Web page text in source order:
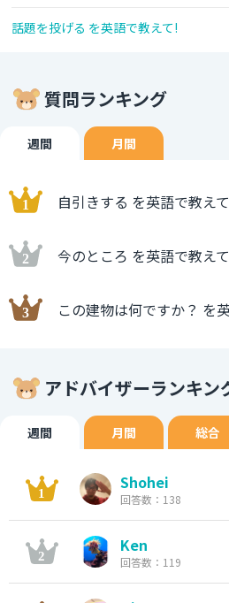
話題を投げる を英語で教えて!
質問ランキング
週間 月間
自引きする を英語で教え
今のところ を英語で教え
この建物は何ですか？ を
アドバイザーランキン
週間 月間 総合
Shohei
回答数：138
Ken
回答数：119